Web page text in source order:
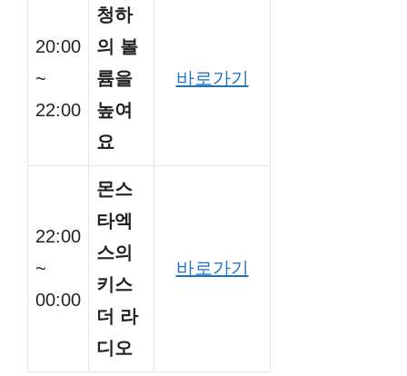
20:00
~
22:00
청하
의 볼
륨을
높여
요
바로가기
22:00
~
00:00
몬스
타엑
스의
키스
더 라
디오
바로가기